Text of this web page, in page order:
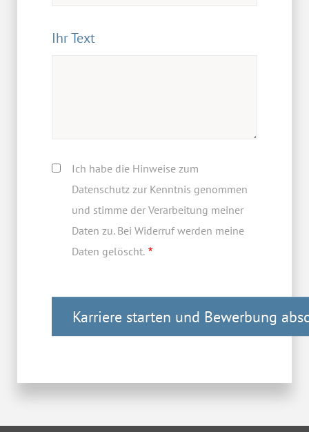
Ihr Text
Ich habe die Hinweise zum
Datenschutz zur Kenntnis genommen
und stimme der Verarbeitung meiner
Daten zu. Bei Widerruf werden meine
Daten gelöscht.